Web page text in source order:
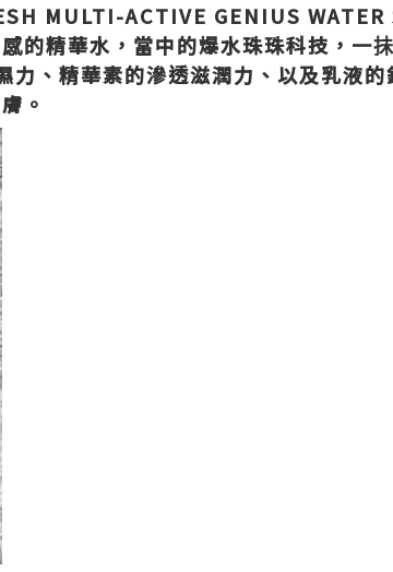
MULTI-ACTIVE GENIUS WATER
的精華水，當中的爆水珠珠科技，一
力、精華素的滲透滋潤力、以及乳液
。